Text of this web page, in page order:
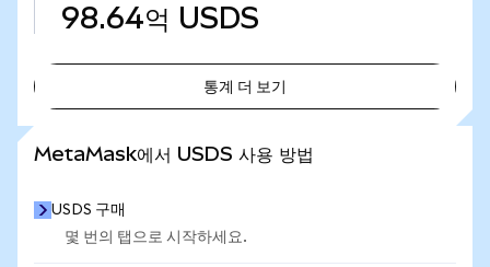
98.64억 USDS
통계 더 보기
MetaMask에서 USDS 사용 방법
USDS 구매
몇 번의 탭으로 시작하세요.